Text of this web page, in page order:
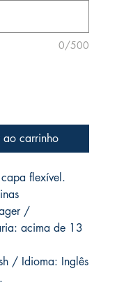
0/500
carrinho
flexível.
/
acima de 13
/ Idioma: Inglês